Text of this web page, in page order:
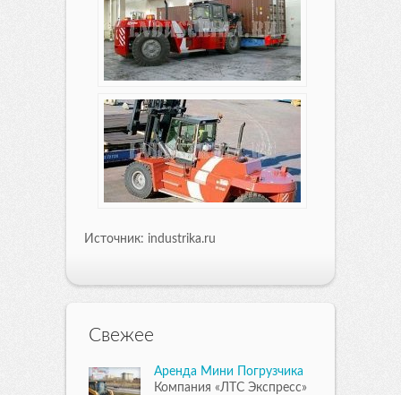
Источник: industrika.ru
Свежее
Аренда Мини Погрузчика
Компания «ЛТС Экспресс»